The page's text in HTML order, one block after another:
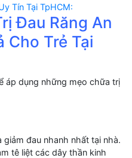
Tín Tại TpHCM:
Đau Răng An
Cho Trẻ Tại
áp dụng những mẹo chữa trị
đau nhanh nhất tại nhà.
tê liệt các dây thần kinh